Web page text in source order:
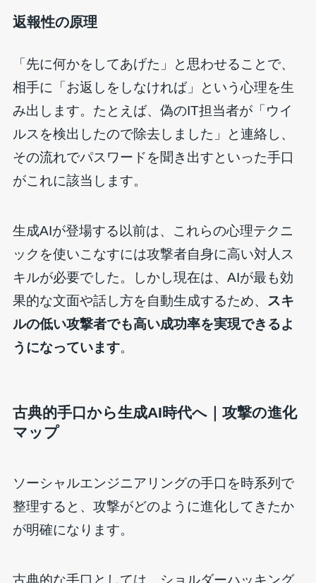
返報性の原理
「先に何かをしてあげた」と思わせることで、
相手に「お返しをしなければ」という心理を生
み出します。たとえば、偽のIT担当者が「ウイ
ルスを検出したので除去しました」と連絡し、
その流れでパスワードを聞き出すといった手口
がこれに該当します。
生成AIが登場する以前は、これらの心理テクニ
ックを使いこなすには攻撃者自身に高い対人ス
キルが必要でした。しかし現在は、AIが最も効
果的な文面や話し方を自動生成するため、 スキ
ルの低い攻撃者でも高い成功率を実現できるよ
うになっています。
古典的手口から生成AI時代へ｜攻撃の進化
マップ
ソーシャルエンジニアリングの手口を時系列で
整理すると、攻撃がどのように進化してきたか
が明確になります。
古典的な手口としては、ショルダーハッキング